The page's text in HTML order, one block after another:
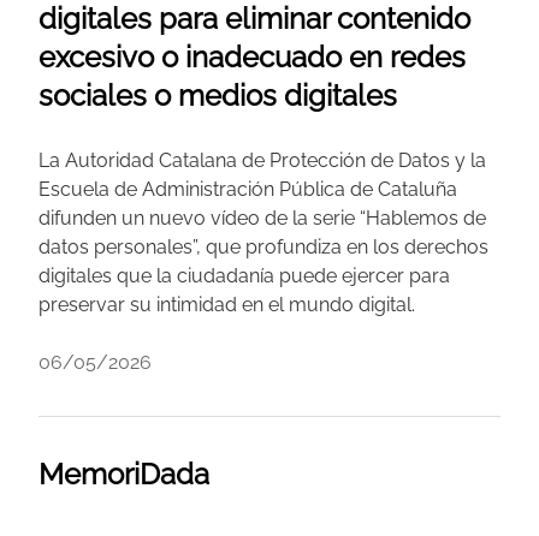
digitales para eliminar contenido
excesivo o inadecuado en redes
sociales o medios digitales
La Autoridad Catalana de Protección de Datos y la
Escuela de Administración Pública de Cataluña
difunden un nuevo vídeo de la serie “Hablemos de
datos personales”, que profundiza en los derechos
digitales que la ciudadanía puede ejercer para
preservar su intimidad en el mundo digital.
06/05/2026
MemoriDada